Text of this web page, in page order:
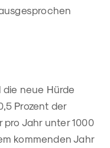
die neue Hürde
Prozent der
Jahr unter 1000
kommenden Jahr